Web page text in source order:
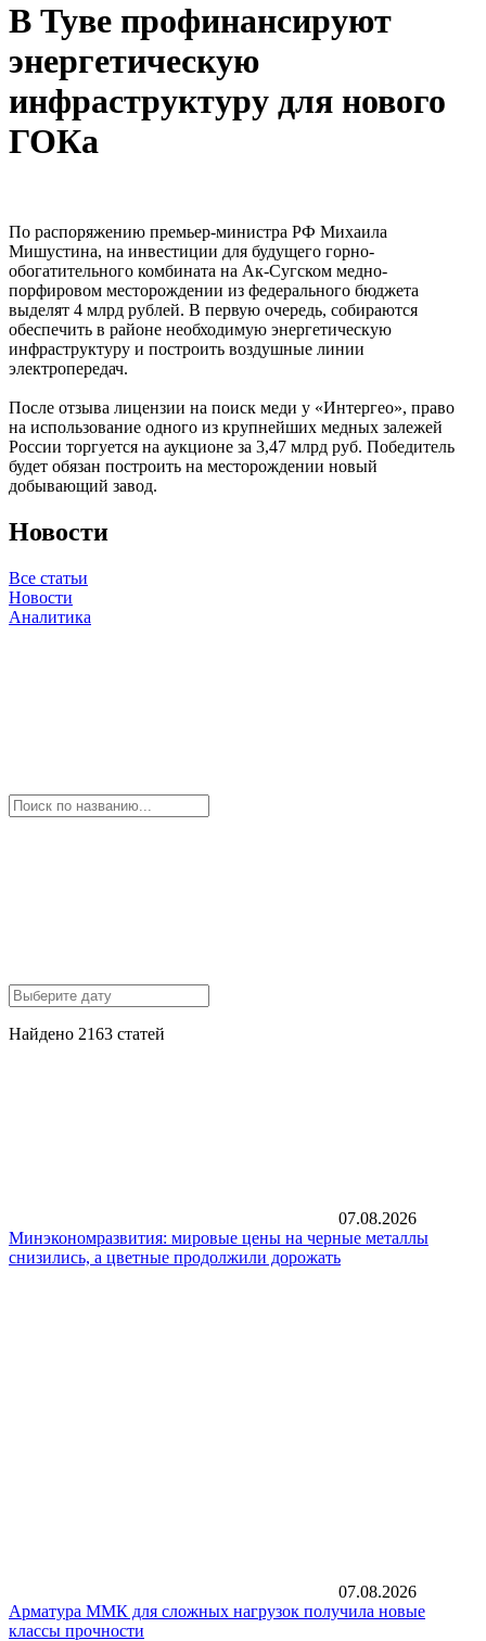
В Туве профинансируют
энергетическую
инфраструктуру для нового
ГОКа
По распоряжению премьер-министра РФ Михаила
Мишустина, на инвестиции для будущего горно-
обогатительного комбината на Ак-Сугском медно-
порфировом месторождении из федерального бюджета
выделят 4 млрд рублей. В первую очередь, собираются
обеспечить в районе необходимую энергетическую
инфраструктуру и построить воздушные линии
электропередач.
После отзыва лицензии на поиск меди у «Интергео», право
на использование одного из крупнейших медных залежей
России торгуется на аукционе за 3,47 млрд руб. Победитель
будет обязан построить на месторождении новый
добывающий завод.
Новости
Все статьи
Новости
Аналитика
Найдено 2163 статей
07.08.2026
Минэкономразвития: мировые цены на черные металлы
снизились, а цветные продолжили дорожать
07.08.2026
Арматура ММК для сложных нагрузок получила новые
классы прочности